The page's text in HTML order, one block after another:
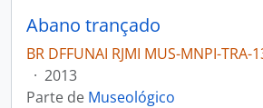
Abano trançado
BR DFFUNAI RJMI MUS-MNPI-TRA-
· 2013
Parte de Museológico